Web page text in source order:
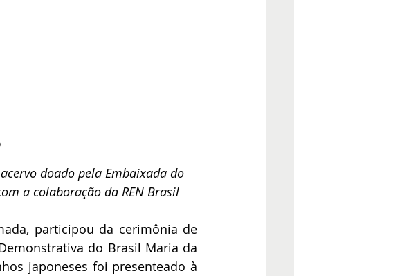
doado pela Embaixada do
a colaboração da REN Brasil
participou da cerimônia de
do Brasil Maria da
japoneses foi presenteado à